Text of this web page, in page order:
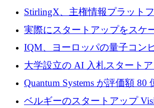
Venture Kick から 16 万 1,000
StirlingX、主権情報プラット
するためにシリーズ A で
実際にスタートアップをスケ
ノベーション モデルを学ぶ
IQM、ヨーロッパの量子コン
企業として初めて米国の主要
大学設立の AI 入札スタート
がプレシード資金総額 100 万
Quantum Systems が評価額 80
ドルを調達
ベルギーのスタートアップ